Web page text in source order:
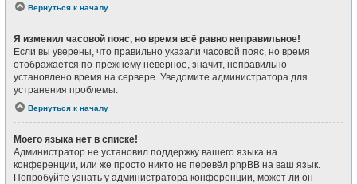
Вернуться к началу
Я изменил часовой пояс, но время всё равно неправильное!
Если вы уверены, что правильно указали часовой пояс, но время
отображается по-прежнему неверное, значит, неправильно
установлено время на сервере. Уведомите администратора для
устранения проблемы.
Вернуться к началу
Моего языка нет в списке!
Администратор не установил поддержку вашего языка на
конференции, или же просто никто не перевёл phpBB на ваш язык.
Попробуйте узнать у администратора конференции, может ли он